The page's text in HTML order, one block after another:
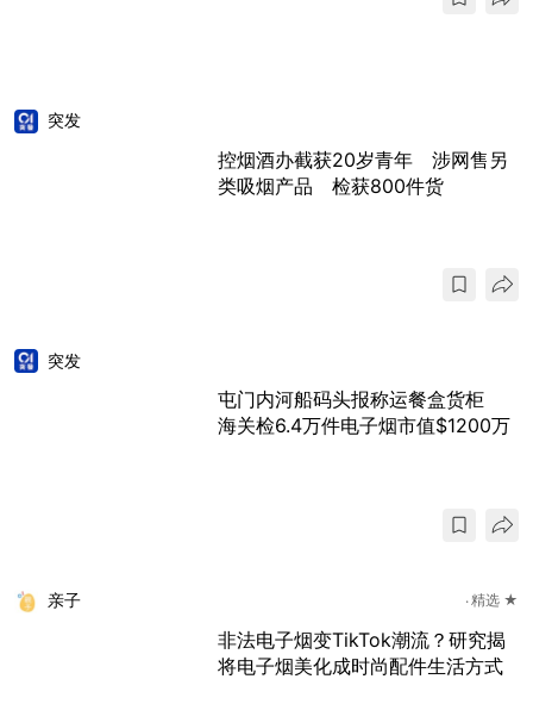
突发
控烟酒办截获20岁青年 涉网售另
类吸烟产品 检获800件货
突发
屯门内河船码头报称运餐盒货柜
海关检6.4万件电子烟市值$1200万
亲子 精选 ★
非法电子烟变TikTok潮流？研究揭
将电子烟美化成时尚配件生活方式